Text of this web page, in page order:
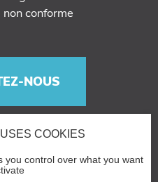
conforme
NOUS
COOKIES
you control over what you want